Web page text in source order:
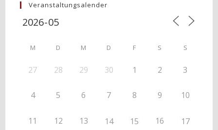
Veranstaltungsalender
M D M D F S S
27 28 29 30 1 2 3
4 5 6 7 8 9 10
11 12 13 14 15 16 17